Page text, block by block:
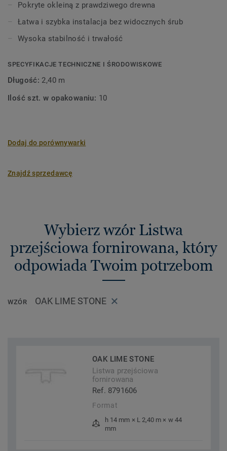
Pokryte okleiną z prawdziwego drewna
Łatwa i szybka instalacja bez widocznych śrub
Wysoka stabilność i trwałość
SPECYFIKACJE TECHNICZNE I ŚRODOWISKOWE
Długość: 2,40 m
Ilość szt. w opakowaniu: 10
Dodaj do porównywarki
Znajdź sprzedawcę
Wybierz wzór Listwa
przejściowa fornirowana, który
odpowiada Twoim potrzebom
WZÓR OAK LIME STONE
OAK LIME STONE
Listwa przejściowa
fornirowana
Ref. 8791606
Format
h 14 mm × L 2,40 m × w 44
mm